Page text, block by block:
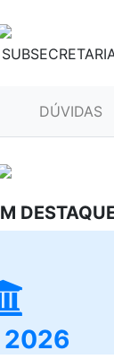
DÚVIDAS
2026